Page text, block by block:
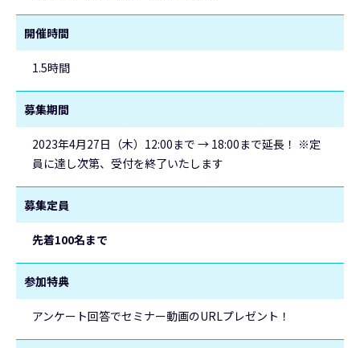
開催時間
1.5時間
募集期間
2023年4月27日（木）12:00まで → 18:00まで延長！ ※定
員に達し次第、受付を終了いたします
募集定員
先着100名まで
参加特典
アンケート回答でセミナー動画のURLプレゼント！